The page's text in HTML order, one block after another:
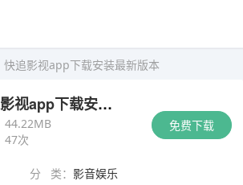
快追影视app下载安装最新版本
免费下载
44.22MB
47次
快追影视app下载安装最新版本
分 类： 影音娱乐